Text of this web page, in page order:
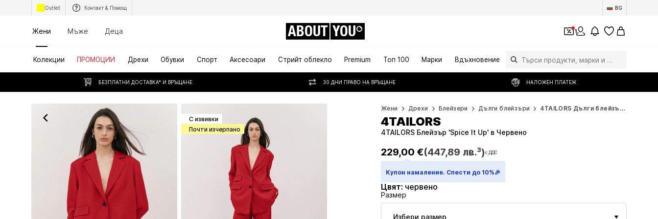
Outlet Контакт & Помощ BG
Жени Мъже Деца ABOUT YOU 1
Колекции ПРОМОЦИИ Дрехи Обувки Спорт Аксесоари Стрийт облекло Premium Топ 100 Марки Вдъхновение
БЕЗПЛАТНИ ДОСТАВКА* И ВРЪЩАНЕ 30 ДНИ ПРАВО НА ВРЪЩАНЕ НАЛОЖЕН ПЛАТЕЖ
С извивки
Почти изчерпано
Жени Дрехи Блейзери Дълги блейзъри 4TAILORS Дълги блейзъри
229,00 €(447,89 лв.³)с ДДС
229,00 €(447,89 лв.³)с ДДС
4TAILORS Блейзър 'Spice It Up' в Червено
4TAILORS
Купон намаление. Спести до 10%🎉
Цвят: червено
Размер
Избери размер